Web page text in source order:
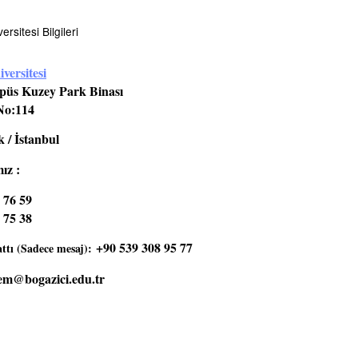
Bilgileri
Kuzey Park Binası
/ İstanbul
:
59
38
(Sadece mesaj): +90 539 308 95 77